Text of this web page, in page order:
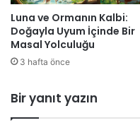
Luna ve Ormanın Kalbi:
Doğayla Uyum İçinde Bir
Masal Yolculuğu
3 hafta önce
Bir yanıt yazın